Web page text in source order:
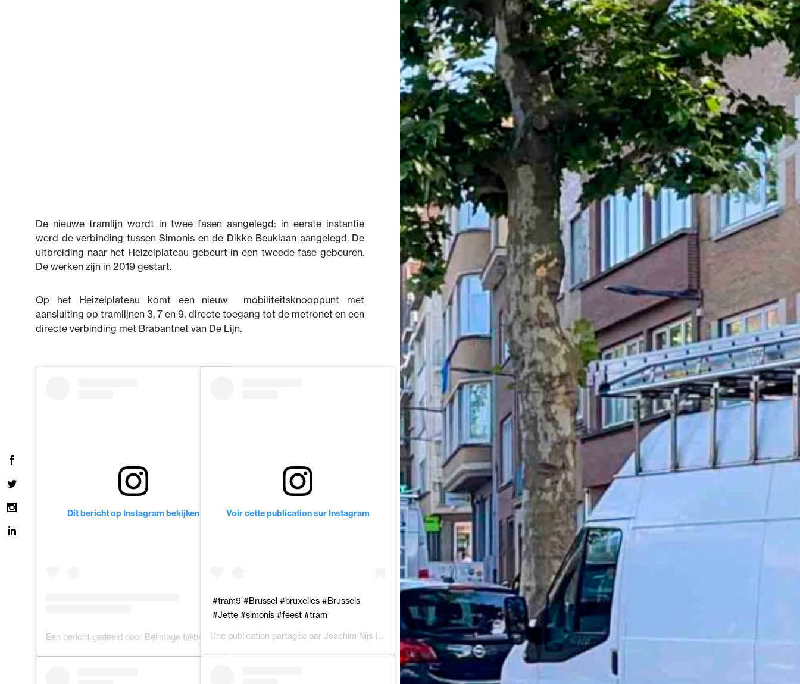
De nieuwe tramlijn wordt in twee fasen aangelegd: in eerste instantie
werd de verbinding tussen Simonis en de Dikke Beuklaan aangelegd. De
uitbreiding naar het Heizelplateau gebeurt in een tweede fase gebeuren.
De werken zijn in 2019 gestart.
Op het Heizelplateau komt een nieuw mobiliteitsknooppunt met
aansluiting op tramlijnen 3, 7 en 9, directe toegang tot de metronet en een
directe verbinding met Brabantnet van De Lijn.
Dit bericht op Instagram bekijken
Een bericht gedeeld door Belimage (@belimage.capture)
Voir cette publication sur Instagram
#tram9 #Brussel #bruxelles #Brussels
#Jette #simonis #feest #tram
Une publication partagée par Joachim Nijs (@joachimns) le 1 Sept. 2018 à 8 :12 PDT